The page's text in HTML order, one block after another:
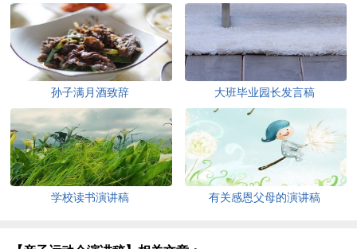
孙子满月酒致辞 大班毕业园长发言稿
学校读书演讲稿 有关感恩父母的演讲稿